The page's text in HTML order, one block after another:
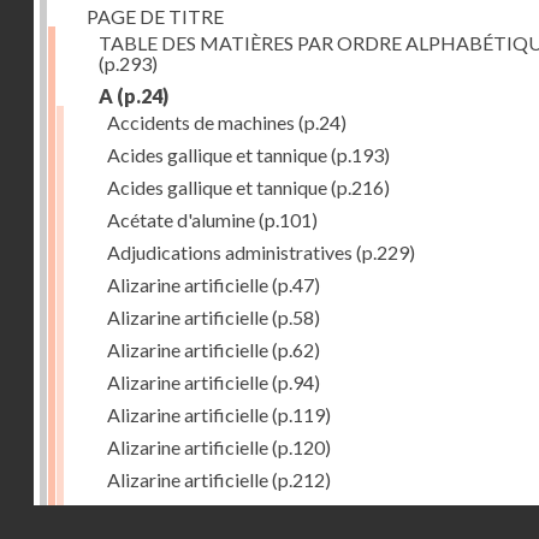
PAGE DE TITRE
TABLE DES MATIÈRES PAR ORDRE
(p.293)
A (p.24)
Accidents de machines (p.24)
Acides gallique et tannique(p.193)
Acides gallique et tannique(p.216)
Acétate d'alumine(p.101)
Adjudications administratives (p.229)
Alizarine artificielle(p.47)
Alizarine artificielle(p.58)
Alizarine artificielle(p.62)
Alizarine artificielle(p.94)
Alizarine artificielle(p.119)
Alizarine artificielle(p.120)
Alizarine artificielle(p.212)
Alizarine artificielle(p.256)